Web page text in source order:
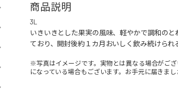
商品説明
3L
いきいきとした果実の風味、軽やかで調和の
ており、開封後約１カ月おいしく飲み続けら
※写真はイメージです。実物とは異なる場合がご
になっている場合もございます。お手元に届きま